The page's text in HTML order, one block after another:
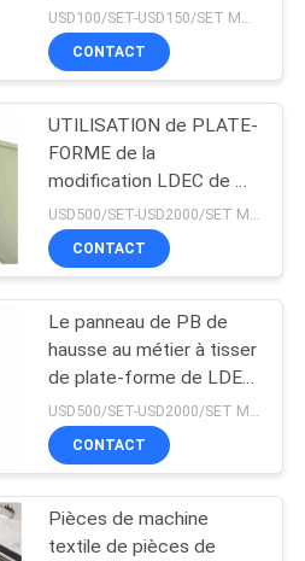
harnais de
15
le
de
textile de bande
accumulateur chinois de
métier à tisser
USD100/SET-USD150/SET MOQ:1 ensemble
CONTACT
UTILISATION de PLATE-
FORME de la
modification LDEC de PB
de pièces de machines
de textile POUR le
MÉTIER À TISSER de
CONTACT
Le panneau de PB de
hausse au métier à tisser
de plate-forme de LDEC
partie des pièces de
machine textile
CONTACT
Pièces de machine
textile de pièces de